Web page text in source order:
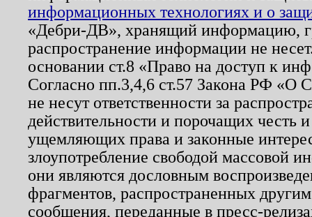
информационных технологиях и о
«Дебри-ДВ», хранящий информацию,
распространение информации не
основании ст.8 «Право на доступ к
Согласно пп.3,4,6 ст.57 Закона РФ «О
не несут ответственности за
действительности и порочащих честь
ущемляющих права и законные
злоупотребление свободой массовой
они являются дословным
фрагментов, распространенных
сообщения, переданные в пресс-